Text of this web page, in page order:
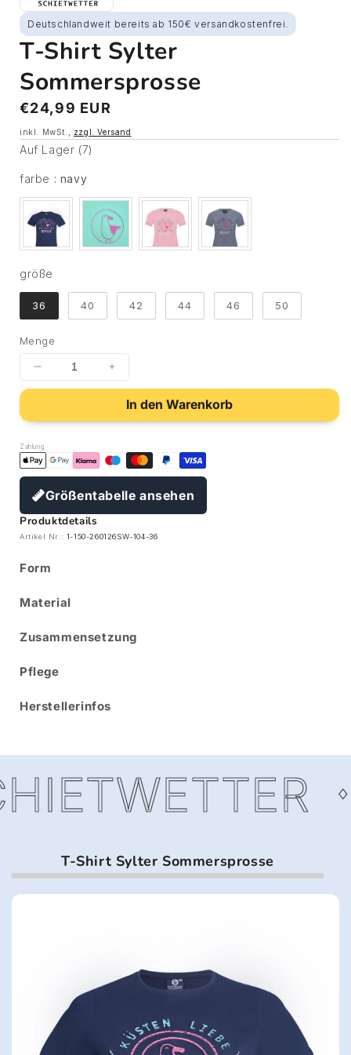
Deutschlandweit bereits ab 150€ versandkostenfrei.
T-Shirt Sylter
Sommersprosse
Normaler
Preis
€24,99 EUR
inkl. MwSt., zzgl. Versand
Auf Lager (7)
farbe : navyfarbe
größe
größe
36 40 42 44 46 50
Menge
In den Warenkorb
Zahlung
Größentabelle ansehen
Produktdetails
Artikel Nr.: 1-150-260126SW-104-36
Form
Material
Zusammensetzung
Pflege
Herstellerinfos
T-Shirt Sylter Sommersprosse